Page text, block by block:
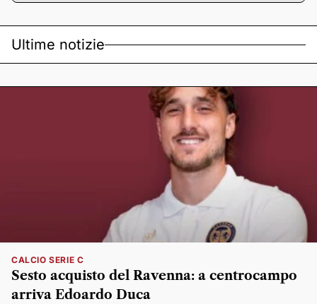
Ultime notizie
CALCIO SERIE C
Sesto acquisto del Ravenna: a centrocampo
arriva Edoardo Duca